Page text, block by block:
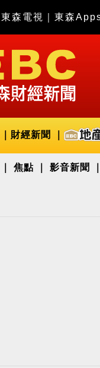
森電視 東森
財經新聞
焦點 影音新聞